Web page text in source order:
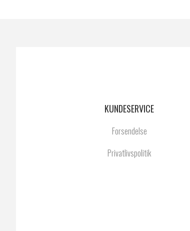
KUNDESERVICE
Forsendelse
Privatlivspolitik